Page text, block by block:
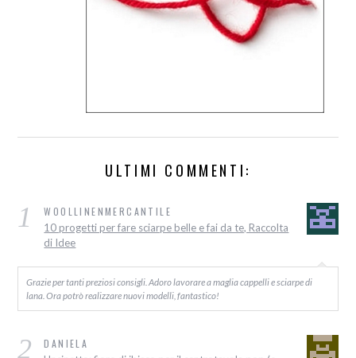
ULTIMI COMMENTI:
1 WOOLLINENMERCANTILE
10 progetti per fare sciarpe belle e fai da te, Raccolta
di Idee
Grazie per tanti preziosi consigli. Adoro lavorare a maglia cappelli e sciarpe di
lana. Ora potrò realizzare nuovi modelli, fantastico!
2 DANIELA